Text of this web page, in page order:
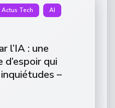
Actus Tech AI
l’IA : une
qui
–